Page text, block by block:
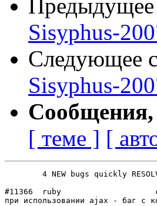
Sisyphus-
Следующее
Sisyphus-
[ теме ] [
#11366	ruby            	critical	INVALID
при использовании ajax - баг с